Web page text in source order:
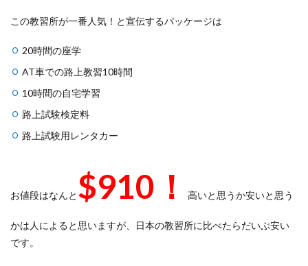
この教習所が一番人気！と宣伝するパッケージは
20時間の座学
AT車での路上教習10時間
10時間の自宅学習
路上試験検定料
路上試験用レンタカー
お値段はなんと $910！ 高いと思うか安いと思う
かは人によると思いますが、日本の教習所に比べたらだいぶ安い
です。